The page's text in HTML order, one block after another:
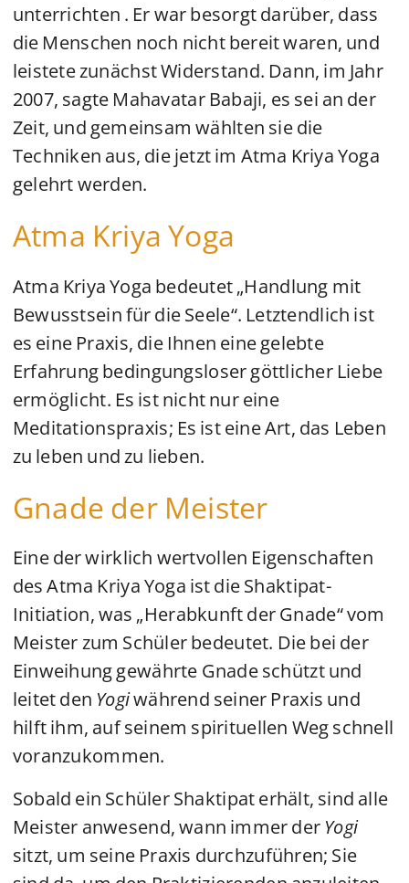
unterrichten . Er war besorgt darüber, dass
die Menschen noch nicht bereit waren, und
leistete zunächst Widerstand. Dann, im Jahr
2007, sagte Mahavatar Babaji, es sei an der
Zeit, und gemeinsam wählten sie die
Techniken aus, die jetzt im Atma Kriya Yoga
gelehrt werden.
Atma Kriya Yoga
Atma Kriya Yoga bedeutet „Handlung mit
Bewusstsein für die Seele“. Letztendlich ist
es eine Praxis, die Ihnen eine gelebte
Erfahrung bedingungsloser göttlicher Liebe
ermöglicht. Es ist nicht nur eine
Meditationspraxis; Es ist eine Art, das Leben
zu leben und zu lieben.
Gnade der Meister
Eine der wirklich wertvollen Eigenschaften
des Atma Kriya Yoga ist die Shaktipat-
Initiation, was „Herabkunft der Gnade“ vom
Meister zum Schüler bedeutet. Die bei der
Einweihung gewährte Gnade schützt und
leitet den Yogiwährend seiner Praxis und
hilft ihm, auf seinem spirituellen Weg schnell
voranzukommen.
Sobald ein Schüler Shaktipat erhält, sind alle
Meister anwesend, wann immer der Yogi
sitzt, um seine Praxis durchzuführen; Sie